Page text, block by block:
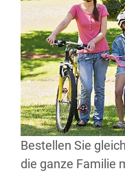
Bestellen Sie
die ganze Familie